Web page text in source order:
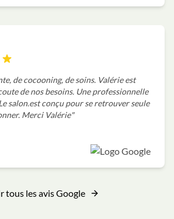
de cocooning, de soins. Valérie est
de nos besoins. Une professionnelle
salon.est conçu pour se retrouver seule
Merci Valérie"
tous les avis Google